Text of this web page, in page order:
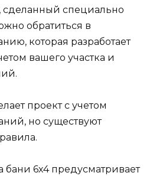
сделанный специально
обратиться в
которая разработает
вашего участка и
проект с учетом
но существуют
6х4 предусматривает